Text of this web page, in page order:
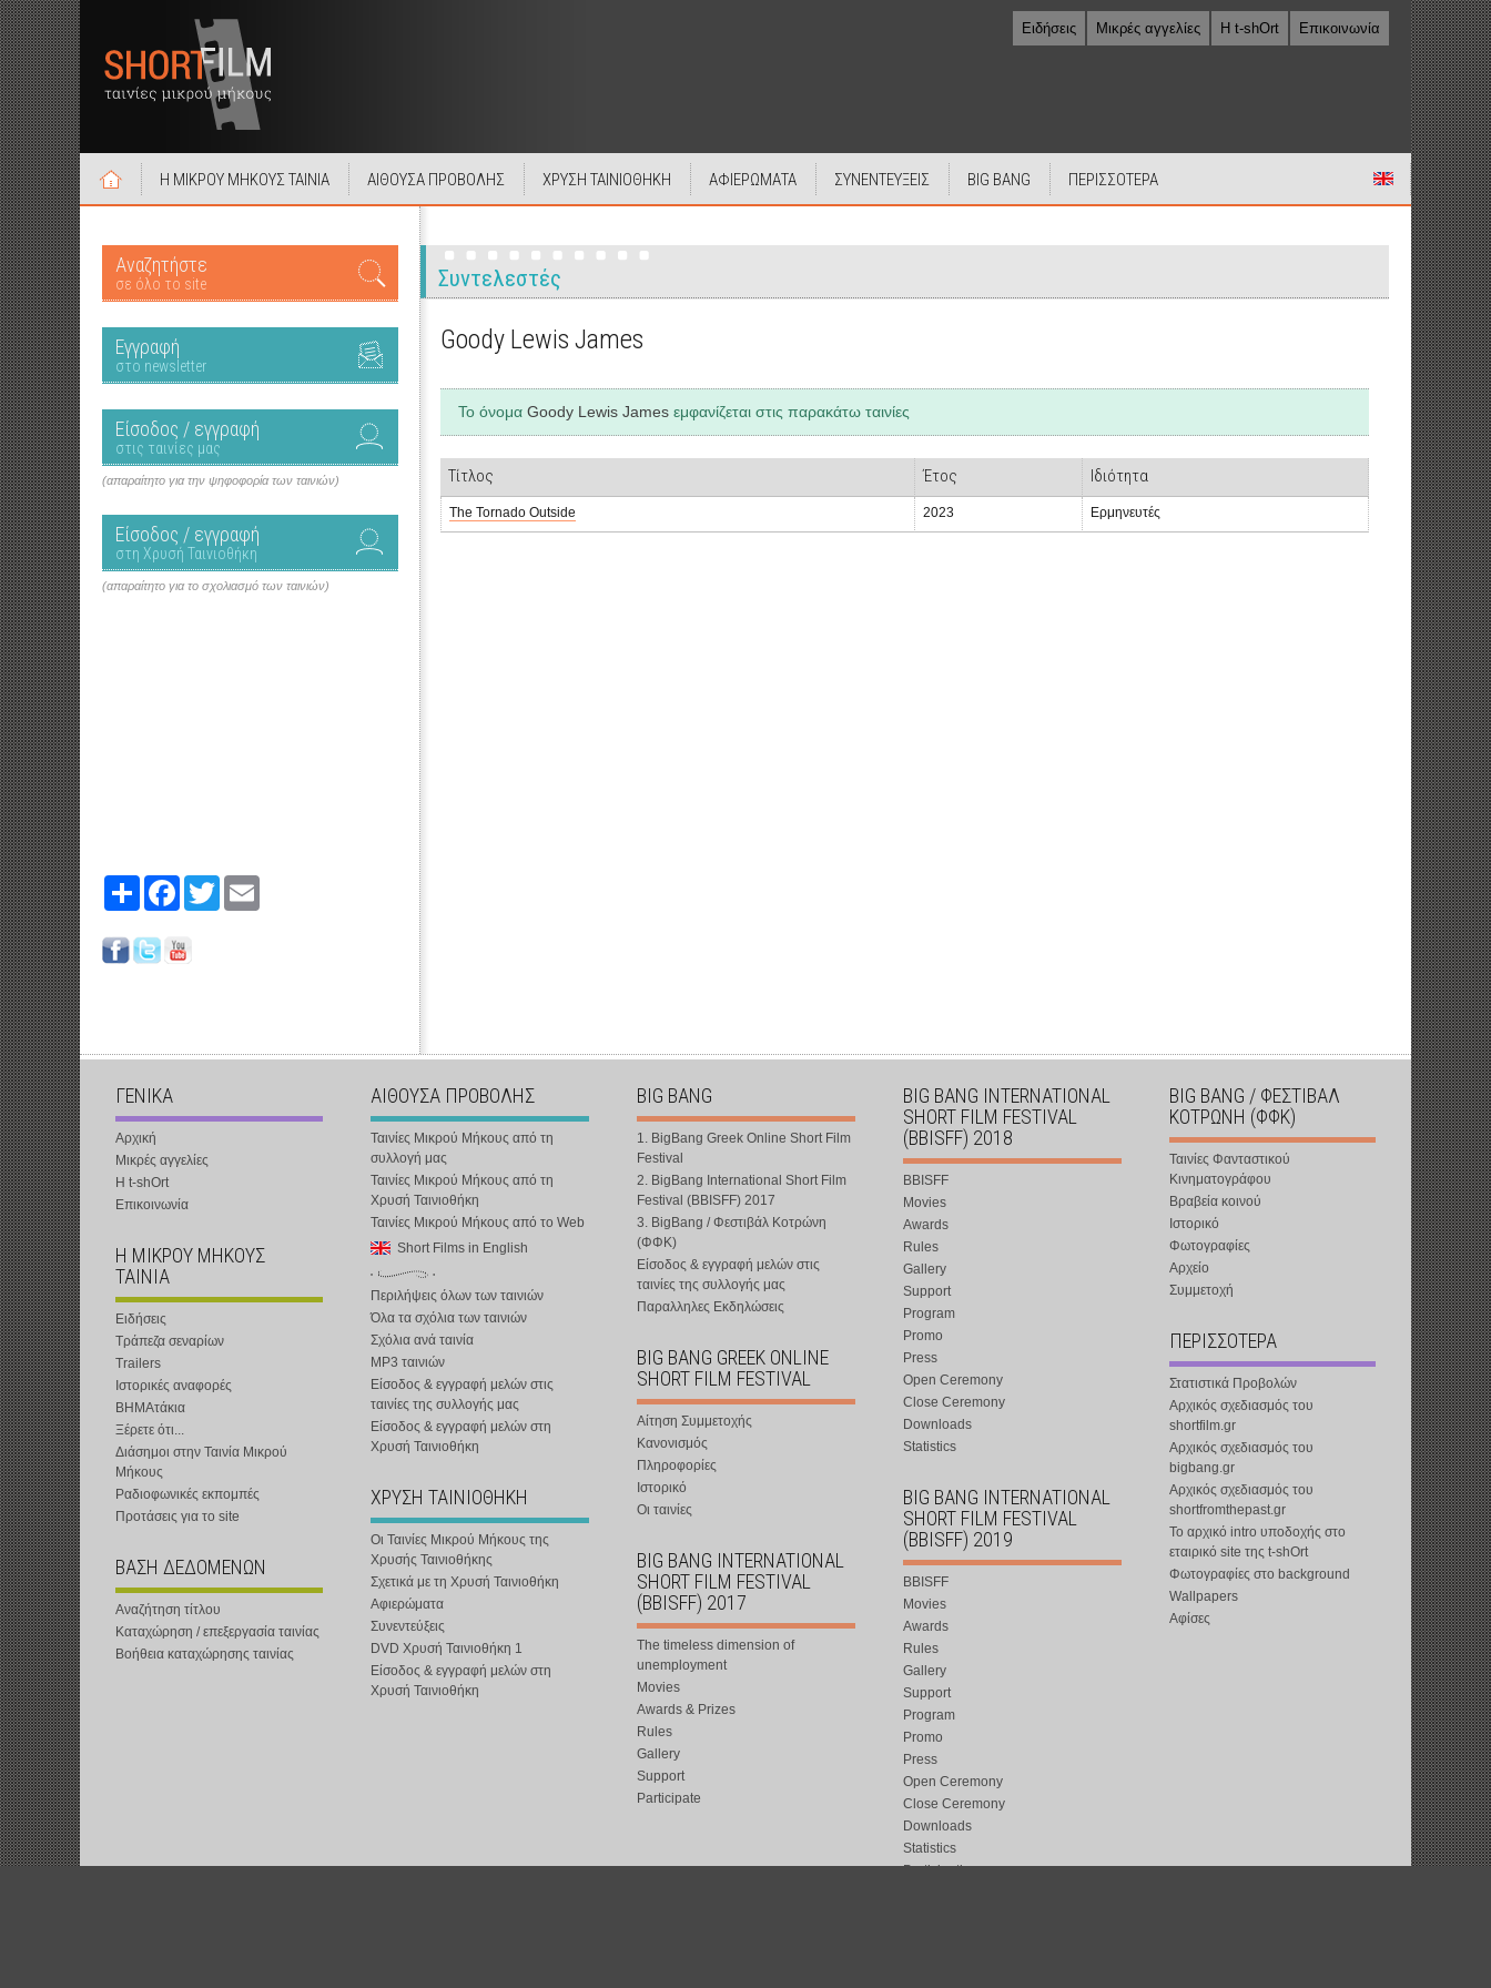
Ειδήσεις Μικρές αγγελίες Η t-shOrt Επικοινωνία
Η ΜΙΚΡΟΥ ΜΗΚΟΥΣ ΤΑΙΝΙΑ ΑΙΘΟΥΣΑ ΠΡΟΒΟΛΗΣ ΧΡΥΣΗ ΤΑΙΝΙΟΘΗΚΗ ΑΦΙΕΡΩΜΑΤΑ ΣΥΝΕΝΤΕΥΞΕΙΣ BIG BANG ΠΕΡΙΣΣΟΤΕΡΑ
Αναζητήστε
σε όλο το site
Εγγραφή
στο newsletter
Είσοδος / εγγραφή
στις ταινίες μας
(απαραίτητο για την ψηφοφορία των ταινιών)
Είσοδος / εγγραφή
στη Χρυσή Ταινιοθήκη
(απαραίτητο για το σχολιασμό των ταινιών)
Share FacebookTwitter
Συντελεστές
Goody Lewis James
Το όνομα Goody Lewis James εμφανίζεται στις παρακάτω ταινίες
Τίτλος Έτος Ιδιότητα
The Tornado Outside 2023 Ερμηνευτές
ΓΕΝΙΚΑ
Αρχική
Μικρές αγγελίες
Η t-shOrt
Επικοινωνία
Η ΜΙΚΡΟΥ ΜΗΚΟΥΣ
ΤΑΙΝΙΑ
Ειδήσεις
Τράπεζα σεναρίων
Trailers
Ιστορικές αναφορές
ΒΗΜΑτάκια
Ξέρετε ότι...
Διάσημοι στην Ταινία Μικρού
Μήκους
Ραδιοφωνικές εκπομπές
Προτάσεις για το site
ΒΑΣΗ ΔΕΔΟΜΕΝΩΝ
Αναζήτηση τίτλου
Καταχώρηση / επεξεργασία ταινίας
Βοήθεια καταχώρησης ταινίας
ΑΙΘΟΥΣΑ ΠΡΟΒΟΛΗΣ
Ταινίες Μικρού Μήκους από τη
συλλογή μας
Ταινίες Μικρού Μήκους από τη
Χρυσή Ταινιοθήκη
Ταινίες Μικρού Μήκους από το Web
Short Films in English
Περιλήψεις όλων των ταινιών
Όλα τα σχόλια των ταινιών
Σχόλια ανά ταινία
MP3 ταινιών
Είσοδος & εγγραφή μελών στις
ταινίες της συλλογής μας
Είσοδος & εγγραφή μελών στη
Χρυσή Ταινιοθήκη
ΧΡΥΣΗ ΤΑΙΝΙΟΘΗΚΗ
Οι Ταινίες Μικρού Μήκους της
Χρυσής Ταινιοθήκης
Σχετικά με τη Χρυσή Ταινιοθήκη
Αφιερώματα
Συνεντεύξεις
DVD Χρυσή Ταινιοθήκη 1
Είσοδος & εγγραφή μελών στη
Χρυσή Ταινιοθήκη
BIG BANG
1. BigBang Greek Online Short Film
Festival
2. BigBang International Short Film
Festival (BBISFF) 2017
3. BigBang / Φεστιβάλ Κοτρώνη
(ΦΦΚ)
Είσοδος & εγγραφή μελών στις
ταινίες της συλλογής μας
Παραλληλες Εκδηλώσεις
BIG BANG GREEK ONLINE
SHORT FILM FESTIVAL
Αίτηση Συμμετοχής
Κανονισμός
Πληροφορίες
Ιστορικό
Οι ταινίες
BIG BANG INTERNATIONAL
SHORT FILM FESTIVAL
(BBISFF) 2017
The timeless dimension of
unemployment
Movies
Awards & Prizes
Rules
Gallery
Support
Participate
BIG BANG INTERNATIONAL
SHORT FILM FESTIVAL
(BBISFF) 2018
BBISFF
Movies
Awards
Rules
Gallery
Support
Program
Promo
Press
Open Ceremony
Close Ceremony
Downloads
Statistics
BIG BANG INTERNATIONAL
SHORT FILM FESTIVAL
(BBISFF) 2019
BBISFF
Movies
Awards
Rules
Gallery
Support
Program
Promo
Press
Open Ceremony
Close Ceremony
Downloads
Statistics
Participation
BIG BANG / ΦΕΣΤΙΒΑΛ
ΚΟΤΡΩΝΗ (ΦΦΚ)
Ταινίες Φανταστικού
Κινηματογράφου
Βραβεία κοινού
Ιστορικό
Φωτογραφίες
Αρχείο
Συμμετοχή
ΠΕΡΙΣΣΟΤΕΡΑ
Στατιστικά Προβολών
Αρχικός σχεδιασμός του
shortfilm.gr
Αρχικός σχεδιασμός του
bigbang.gr
Αρχικός σχεδιασμός του
shortfromthepast.gr
Το αρχικό intro υποδοχής στο
εταιρικό site της t-shOrt
Φωτογραφίες στο background
Wallpapers
Αφίσες